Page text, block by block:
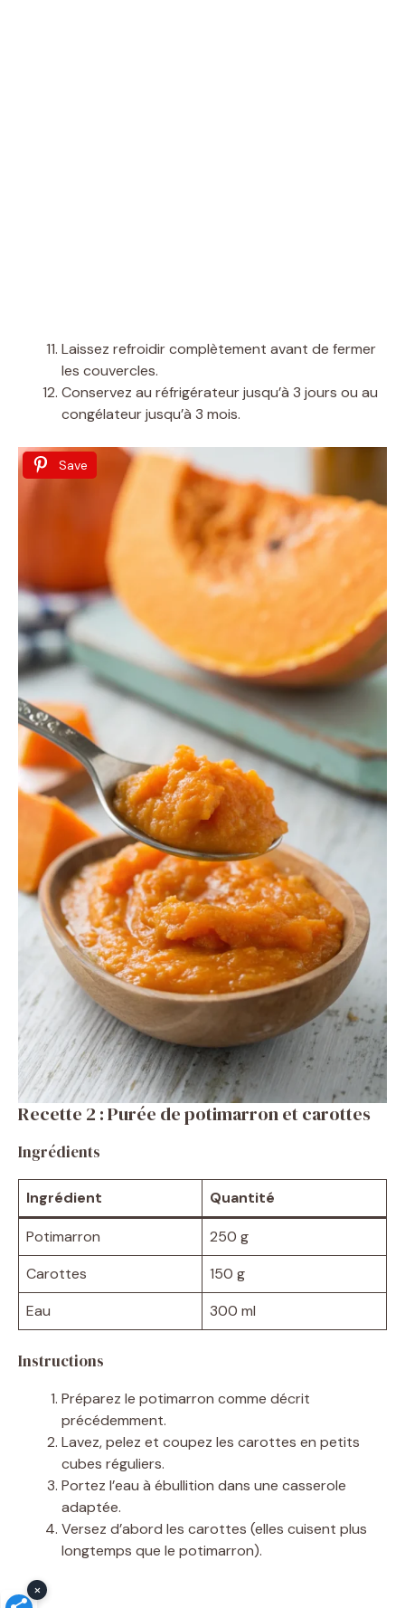
Laissez refroidir complètement avant de fermer
les couvercles.
Conservez au réfrigérateur jusqu’à 3 jours ou au
congélateur jusqu’à 3 mois.
Save
Recette 2 : Purée de potimarron et carottes
Ingrédients
Ingrédient Quantité
Potimarron
250 g
Carottes
150 g
Eau
300 ml
Instructions
Préparez le potimarron comme décrit
précédemment.
Lavez, pelez et coupez les carottes en petits
cubes réguliers.
Portez l’eau à ébullition dans une casserole
adaptée.
Versez d’abord les carottes (elles cuisent plus
longtemps que le potimarron).
×